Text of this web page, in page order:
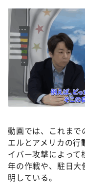
動画では、これまで
エルとアメリカの行
イバー攻撃によっ
年の作戦や、駐日
明している。